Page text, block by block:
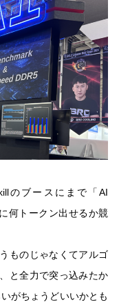
のブースにまで「AI
何トークン出せるか競
ものじゃなくてアルゴ
と全力で突っ込みたか
がちょうどいいかとも